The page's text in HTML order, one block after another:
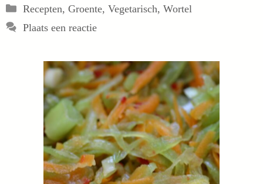
Categorieën
Recepten, Groente, Vegetarisch, Wortel
Plaats een reactie